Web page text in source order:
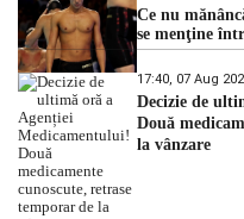
Ce nu
se menţine
17:40, 07 Aug
Decizie de
Două
la vânzare